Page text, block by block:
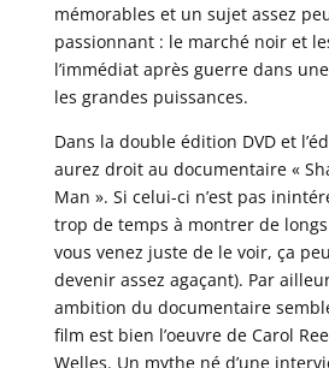
mémorables et un sujet assez
passionnant : le marché noir et
l’immédiat après guerre dans
les grandes puissances.
Dans la double édition DVD et
aurez droit au documentaire «
Man ». Si celui-ci n’est pas
trop de temps à montrer de
vous venez juste de le voir, ça
devenir assez agaçant). Par
ambition du documentaire
film est bien l’oeuvre de Carol
Welles. Un mythe né d’une